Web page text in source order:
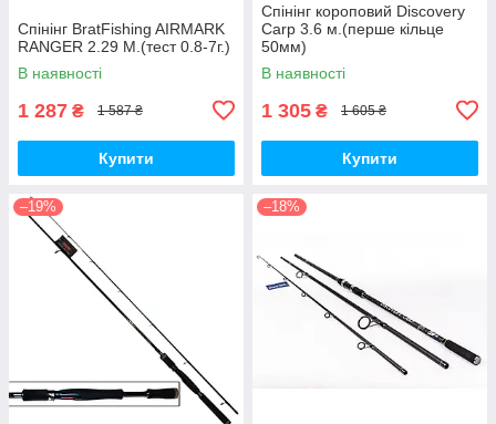
Спінінг BratFishing AIRMARK
RANGER 2.29 М.(тест 0.8-7г.)
В наявності
1 287 ₴ 1 587 ₴
Купити
Спінінг короповий Discovery
Carp 3.6 м.(перше кільце
50мм)
В наявності
1 305 ₴ 1 605 ₴
Купити
–19% –18%